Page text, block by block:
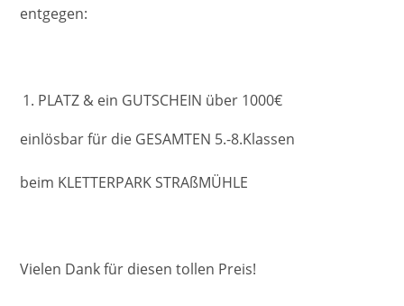
entgegen:
PLATZ & ein GUTSCHEIN über 1000€
einlösbar für die GESAMTEN 5.-8.Klassen
beim KLETTERPARK STRAßMÜHLE
Vielen Dank für diesen tollen Preis!